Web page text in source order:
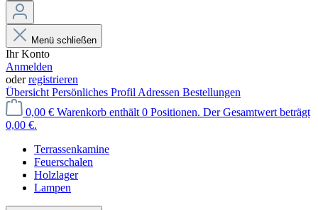
Menü schließen
Ihr Konto
Anmelden
oderregistrieren
Übersicht Persönliches Profil Adressen Bestellungen
0,00 € Warenkorb enthält 0 Positionen. Der Gesamtwert beträgt
0,00 €.
Terrassenkamine
Feuerschalen
Holzlager
Lampen